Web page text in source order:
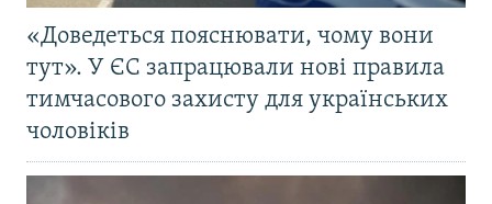
«Доведеться пояснювати, чому вони
тут». У ЄС запрацювали нові правила
тимчасового захисту для українських
чоловіків